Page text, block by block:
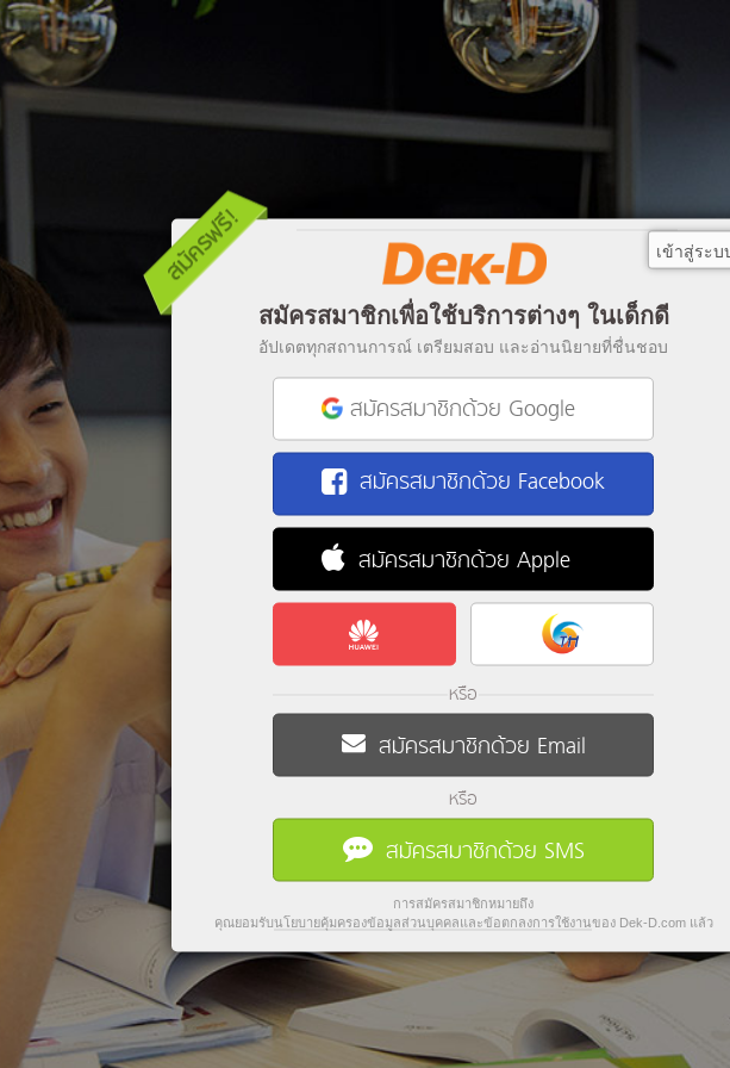
สมัครสมาชิกเพื่อใช้บริการต่างๆ ในเด็กดี
อัปเดตทุกสถานการณ์ เตรียมสอบ และอ่านนิยายที่ชื่นชอบ
สมัครสมาชิกด้วย Google
สมัครสมาชิกด้วย Facebook
สมัครสมาชิกด้วย Apple
หรือ
สมัครสมาชิกด้วย Email
หรือ
สมัครสมาชิกด้วย SMS
การสมัครสมาชิกหมายถึง
คุณยอมรับนโยบายคุ้มครองข้อมูลส่วนบุคคลและข้อตกลงการใช้งานของ Dek-D.com แล้ว
เข้าสู่ระบ